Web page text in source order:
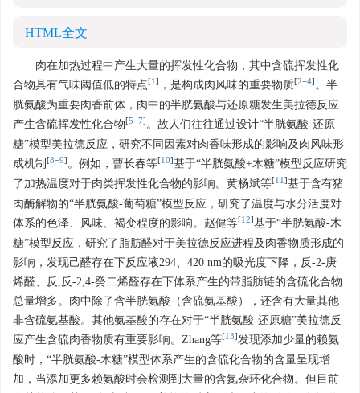
HTML全文
肉在加热过程中产生大量的挥发性化合物，其中含硫挥发性化
合物具有气味阈值低的特点[1 ] ，是构成肉风味的重要物质[2−4] 。半
胱氨酸为重要肉香前体，肉中的半胱氨酸与还原糖发生美拉德反应
产生含硫挥发性化合物[5−7] 。故人们往往通过设计“半胱氨酸-还原
糖”模型美拉德反应，研究不同因素对肉香味形成的影响及肉风味形
成机制 [8−9] 。例如，曹长春等[10]基于“半胱氨酸+木糖”模型反应研究
了加热温度对于肉类挥发性化合物的影响。黄杨斌等[11 ]基于含有猪
肉酶解物的“半胱氨酸-葡萄糖”模型反应，研究了温度与水分活度对
体系的色泽、风味、褐变程度的影响。赵健等[12]基于“半胱氨酸-木
糖”模型反应，研究了脂肪醛对于美拉德反应进程及肉香物质形成的
影响，发现己醛存在下反应液294、420 nm的吸光度下降，反-2-庚
烯醛、反,反-2,4-癸二烯醛存在下体系产生的带脂肪链的含硫化合物
总量增多。肉中除了含半胱氨酸（含硫氨基酸），还含有大量其他
非含硫氨基酸。其他氨基酸的存在对于“半胱氨酸-还原糖”美拉德反
应产生含硫肉香物质有重要影响。Zhang等[13]发现添加少量的赖氨
酸时，“半胱氨酸-木糖”模型体系产生的含硫化合物的含量呈现增
加，当添加更多赖氨酸时会检测到大量的含氮杂环化合物。但目前